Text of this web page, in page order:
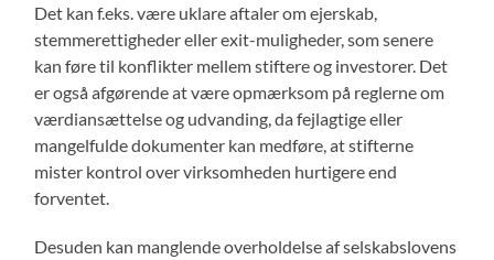
Det kan f.eks. være uklare aftaler om ejerskab,
stemmerettigheder eller exit-muligheder, som senere
kan føre til konflikter mellem stiftere og investorer. Det
er også afgørende at være opmærksom på reglerne om
værdiansættelse og udvanding, da fejlagtige eller
mangelfulde dokumenter kan medføre, at stifterne
mister kontrol over virksomheden hurtigere end
forventet.
Desuden kan manglende overholdelse af selskabslovens